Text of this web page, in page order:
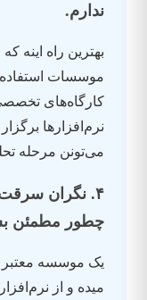
ندارم.
بهترین راه اینه
موسسات
نرم‌افزارها
می‌تونن مرحله
چطور مطمئن
یک موسسه
میده و از